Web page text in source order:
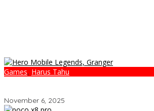
Games, Harus Tahu
November 6, 2025